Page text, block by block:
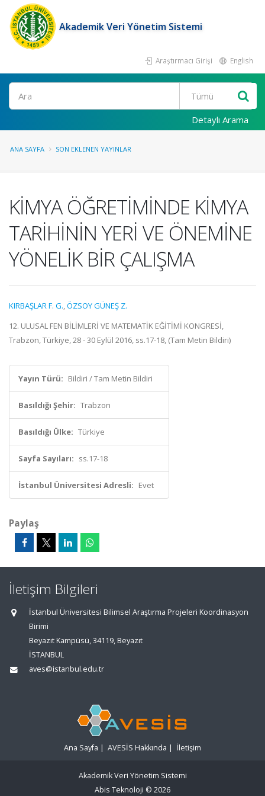
Akademik Veri Yönetim Sistemi
Araştırmacı Girişi English
Ara
Detaylı Arama
ANA SAYFA SON EKLENEN YAYINLAR
KİMYA ÖĞRETİMİNDE KİMYA
TARİHİNİN YERİ VE ÖNEMİNE
YÖNELİK BİR ÇALIŞMA
KIRBAŞLAR F. G.,ÖZSOY GÜNEŞ Z.
12. ULUSAL FEN BİLİMLERİ VE MATEMATİK EĞİTİMİ KONGRESİ,
Trabzon, Türkiye, 28 - 30 Eylül 2016, ss.17-18, (Tam Metin Bildiri)
Yayın Türü: Bildiri / Tam Metin Bildiri
Basıldığı Şehir: Trabzon
Basıldığı Ülke: Türkiye
Sayfa Sayıları: ss.17-18
İstanbul Üniversitesi Adresli: Evet
Paylaş
İletişim Bilgileri
İstanbul Üniversitesi Bilimsel Araştırma Projeleri Koordinasyon
Birimi
Beyazıt Kampüsü, 34119, Beyazıt
İSTANBUL
aves@istanbul.edu.tr
Ana Sayfa | AVESİS Hakkında | İletişim
Akademik Veri Yönetim Sistemi
Abis Teknoloji © 2026